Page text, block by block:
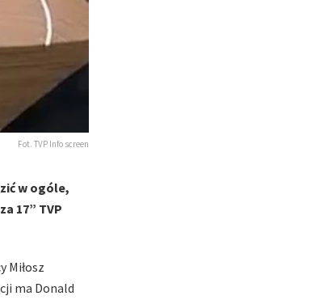
Fot. TVP Info screen
w ogóle,
17” TVP
Miłosz
ma Donald